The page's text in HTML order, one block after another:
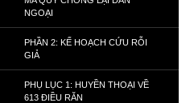
NGOẠI
PHẦN 2: KẾ HOẠCH CỨU RỖI
GIẢ
PHỤ LỤC 1: HUYỀN THOẠI VỀ
613 ĐIỀU RĂN